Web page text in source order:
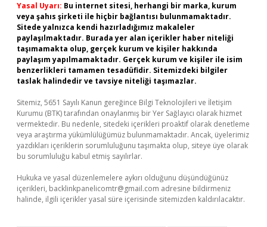
Yasal Uyarı: Bu internet sitesi, herhangi bir marka, kurum
veya şahıs şirketi ile hiçbir bağlantısı bulunmamaktadır.
Sitede yalnızca kendi hazırladığımız makaleler
paylaşılmaktadır. Burada yer alan içerikler haber niteliği
taşımamakta olup, gerçek kurum ve kişiler hakkında
paylaşım yapılmamaktadır. Gerçek kurum ve kişiler ile isim
benzerlikleri tamamen tesadüfidir. Sitemizdeki bilgiler
taslak halindedir ve tavsiye niteliği taşımazlar.
Sitemiz, 5651 Sayılı Kanun gereğince Bilgi Teknolojileri ve İletişim
Kurumu (BTK) tarafından onaylanmış bir Yer Sağlayıcı olarak hizmet
vermektedir. Bu nedenle, sitedeki içerikleri proaktif olarak denetleme
veya araştırma yükümlülüğümüz bulunmamaktadır. Ancak, üyelerimiz
yazdıkları içeriklerin sorumluluğunu taşımakta olup, siteye üye olarak
bu sorumluluğu kabul etmiş sayılırlar.
Hukuka ve yasal düzenlemelere aykırı olduğunu düşündüğünüz
içerikleri, backlinkpanelicomtr@gmail.com adresine bildirmeniz
halinde, ilgili içerikler yasal süre içerisinde sitemizden kaldırılacaktır.